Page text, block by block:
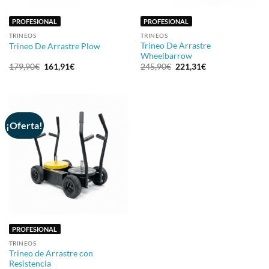
PROFESIONAL
TRINEOS
Trineo De Arrastre Plow
179,90€ El
precio
161,91€El
PROFESIONAL
TRINEOS
Trineo De Arrastre
Wheelbarrow
245,90€ El
precio
221,31€El
¡Oferta!
PROFESIONAL
TRINEOS
Trineo de Arrastre con
Resistencia